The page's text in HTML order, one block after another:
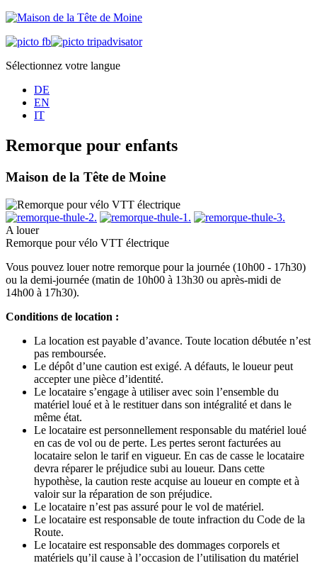
Sélectionnez votre langue
DE
EN
IT
Remorque pour enfants
Maison de la Tête de Moine
A louer
Remorque pour vélo VTT électrique
Vous pouvez louer notre remorque pour la journée (10h00 - 17h30)
ou la demi-journée (matin de 10h00 à 13h30 ou après-midi de
14h00 à 17h30).
Conditions de location :
La location est payable d’avance. Toute location débutée n’est
pas remboursée.
Le dépôt d’une caution est exigé. A défauts, le loueur peut
accepter une pièce d’identité.
Le locataire s’engage à utiliser avec soin l’ensemble du
matériel loué et à le restituer dans son intégralité et dans le
même état.
Le locataire est personnellement responsable du matériel loué
en cas de vol ou de perte. Les pertes seront facturées au
locataire selon le tarif en vigueur. En cas de casse le locataire
devra réparer le préjudice subi au loueur. Dans cette
hypothèse, la caution reste acquise au loueur en compte et à
valoir sur la réparation de son préjudice.
Le locataire n’est pas assuré pour le vol de matériel.
Le locataire est responsable de toute infraction du Code de la
Route.
Le locataire est responsable des dommages corporels et
matériels qu’il cause à l’occasion de l’utilisation du matériel